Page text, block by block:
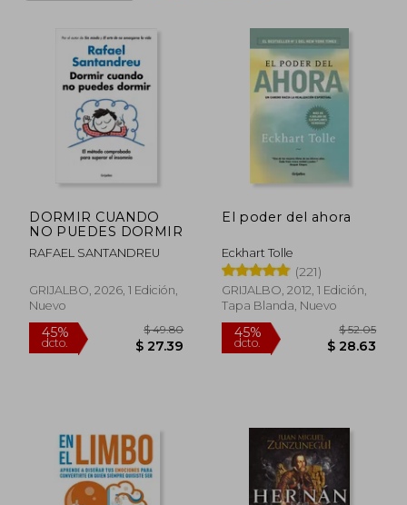
DORMIR CUANDO
NO PUEDES DORMIR
RAFAEL SANTANDREU
GRIJALBO, 2026, 1 Edición,
Nuevo
45%
dcto.
El poder del ahora
Eckhart Tolle
(221)
GRIJALBO, 2012, 1 Edición,
Tapa Blanda, Nuevo
45%
dcto.